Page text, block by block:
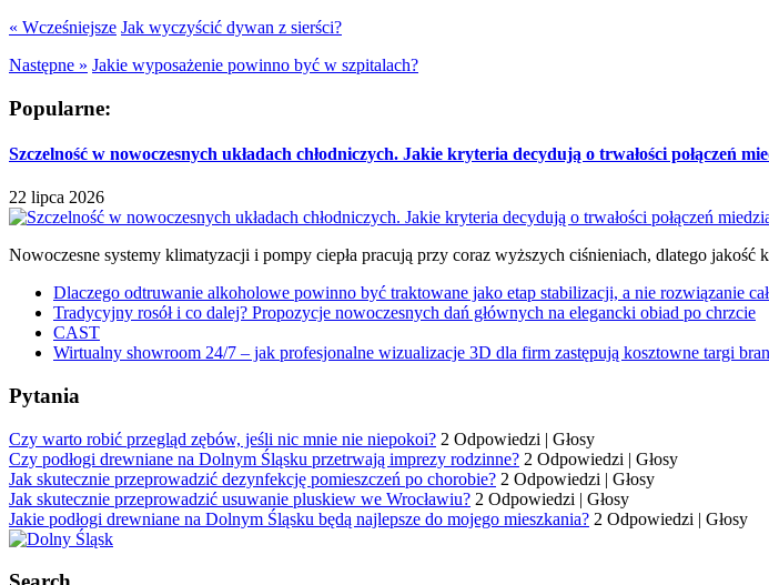
« Wcześniejsze Jak wyczyścić dywan z sierści?
Następne » Jakie wyposażenie powinno być w szpitalach?
Popularne:
Szczelność w nowoczesnych układach chłodniczych. Jakie kryteria decydują o trwałości połączeń
22 lipca 2026
Nowoczesne systemy klimatyzacji i pompy ciepła pracują przy coraz wyższych ciśnieniach, dlatego jakość
Dlaczego odtruwanie alkoholowe powinno być traktowane jako etap stabilizacji, a nie rozwiązanie
Tradycyjny rosół i co dalej? Propozycje nowoczesnych dań głównych na elegancki obiad po chrzcie
CAST
Wirtualny showroom 24/7 – jak profesjonalne wizualizacje 3D dla firm zastępują kosztowne targi
Pytania
Czy warto robić przegląd zębów, jeśli nic mnie nie niepokoi? 2 Odpowiedzi | Głosy
Czy podłogi drewniane na Dolnym Śląsku przetrwają imprezy rodzinne? 2 Odpowiedzi | Głosy
Jak skutecznie przeprowadzić dezynfekcję pomieszczeń po chorobie? 2 Odpowiedzi | Głosy
Jak skutecznie przeprowadzić usuwanie pluskiew we Wrocławiu? 2 Odpowiedzi | Głosy
Jakie podłogi drewniane na Dolnym Śląsku będą najlepsze do mojego mieszkania? 2 Odpowiedzi | Głosy